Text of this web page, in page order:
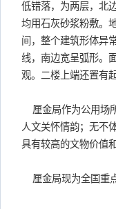
低错落，为两层，北
均用石灰砂浆粉敷。
间，整个建筑形体异
线，南边宽呈弧形。
观。二楼上端还置有
厘金局作为公用场
人文关怀情韵；无不
具有较高的文物价值
厘金局现为全国重